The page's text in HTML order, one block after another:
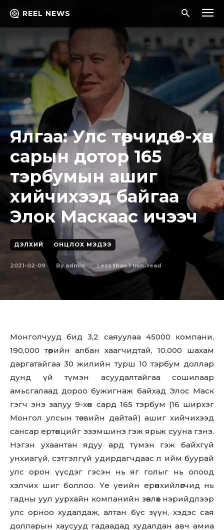
REEL NEWS
Ялгаа: Улс төрчидөө 9-хөн
сарын дотор 165
тэрбумын ашиг
хийчихээд байгаа
Элок Маскаас ичээч
ДЭЛХИЙ ОНЦЛОХ МЭДЭЭ
2021-02-09 By admin Less than 1min. read
Монголчууд бид 3,2 саяуулаа 45000 компани,
190,000 төрийн албан хаагчидтай, 10.000 шахам
даргатайгаа 30 жилийн турш 10 тэрбум доллар
дунд үй түмэн асуудалтайгаа сошилаар
амьсгалаад дороо бужигнаж байхад Элос Маск
гэгч энэ залуу 9-хөн сард 165 тэрбум (16 ширхэг
Монгол улсын төсвийн дайтай) ашиг хийчихээд
сансар ертөнцийг эзэмшинэ гэж ярьж сууна гэнэ.
Нэгэн ухаантан ядуу ард түмэн гэж байхгүй
унхиагүй, сэтгэлгүй удирдагчдаас л ийм буурай
улс орон үүсдэг гэсэн нь яг голыг нь олоод
хэлчих шиг боллоо. Үе үеийн ерөнхийлөгчид нь
гадны уул уурхайн компанийн зөвлөх нэрийдлээр
улс орноо худалдаж, алтан бүс зүүн, хэдэс сая
долларын хаусууд гадаадад худалдан авч амиа